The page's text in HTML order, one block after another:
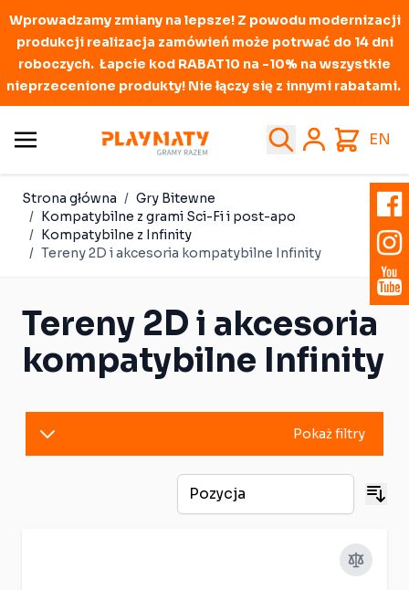
Wprowadzamy zmiany na lepsze! Z powodu modernizacji
produkcji realizacja zamówień może potrwać do 14 dni
roboczych. Łapcie kod RABAT10 na -10% na wszystkie
nieprzecenione produkty! Nie łączy się z innymi rabatami.
Search
Cart EN
Strona główna / Gry Bitewne
/ Kompatybilne z grami Sci-Fi i post-apo
/ Kompatybilne z Infinity
/ Tereny 2D i akcesoria kompatybilne Infinity
Tereny 2D i akcesoria
kompatybilne Infinity
Pokaż filtry